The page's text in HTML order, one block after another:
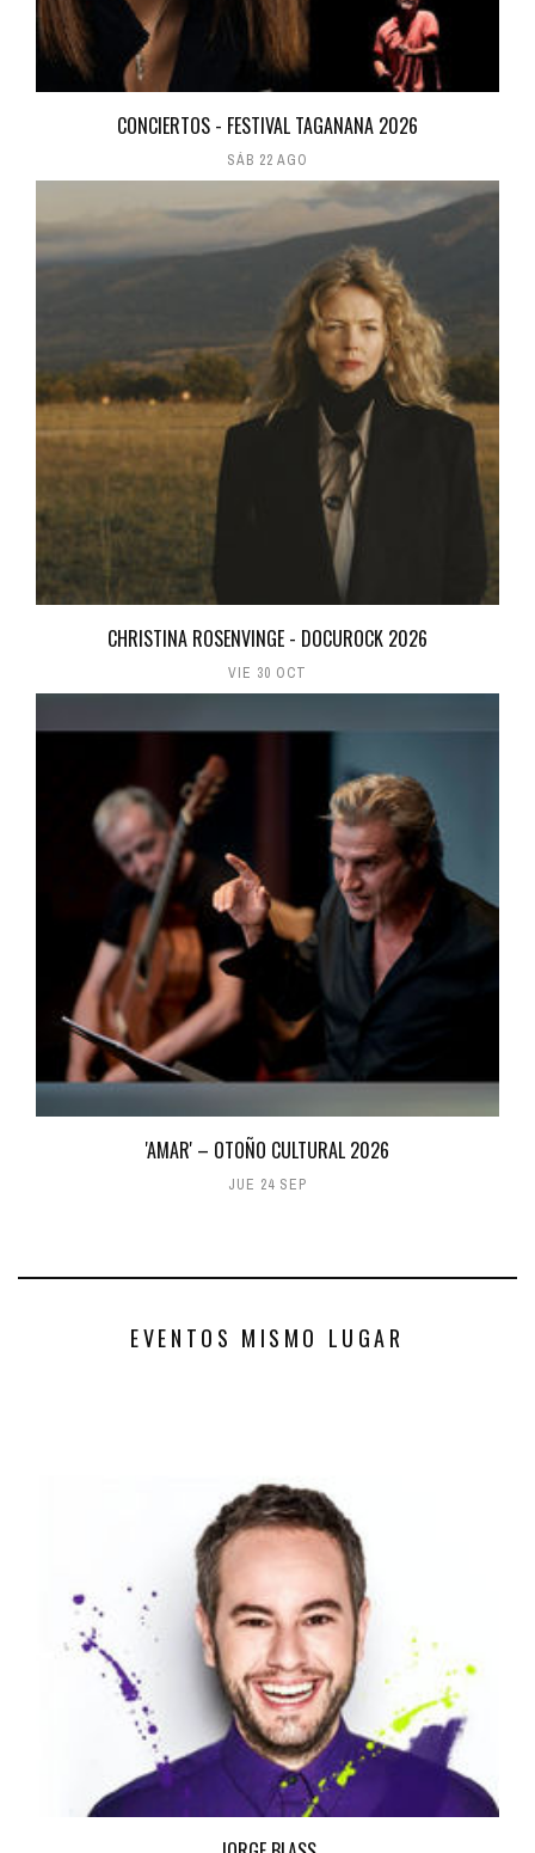
CONCIERTOS - FESTIVAL TAGANANA 2026
SÁB 22 AGO
CHRISTINA ROSENVINGE - DOCUROCK 2026
VIE 30 OCT
'AMAR' – OTOÑO CULTURAL 2026
JUE 24 SEP
EVENTOS MISMO LUGAR